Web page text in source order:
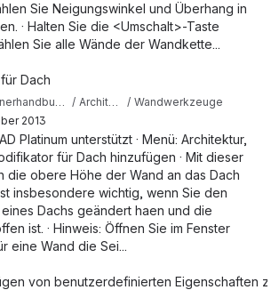
Sie Neigungswinkel und Überhang in
· Halten Sie die <Umschalt>-Taste
Sie alle Wände der Wandkette...
Dach
Wandwerkzeuge
2013
Platinum unterstützt · Menü: Architektur,
für Dach hinzufügen · Mit dieser
die obere Höhe der Wand an das Dach
insbesondere wichtig, wenn Sie den
Dachs geändert haen und die
ist. · Hinweis: Öffnen Sie im Fenster
eine Wand die Sei...
von benutzerdefinierten Eigenschaften